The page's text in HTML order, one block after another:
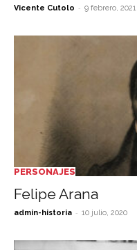
Vicente Cutolo - 9 febrero, 2021
PERSONAJES
Felipe Arana
admin-historia - 10 julio, 2020